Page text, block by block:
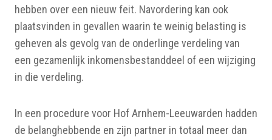
hebben over een nieuw feit. Navordering kan ook
plaatsvinden in gevallen waarin te weinig belasting is
geheven als gevolg van de onderlinge verdeling van
een gezamenlijk inkomensbestanddeel of een wijziging
in die verdeling.
In een procedure voor Hof Arnhem-Leeuwarden hadden
de belanghebbende en zijn partner in totaal meer dan